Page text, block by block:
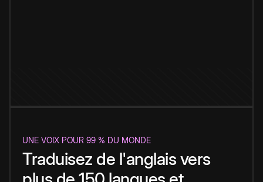
UNE VOIX POUR 99 % DU MONDE
Traduisez de l'anglais vers